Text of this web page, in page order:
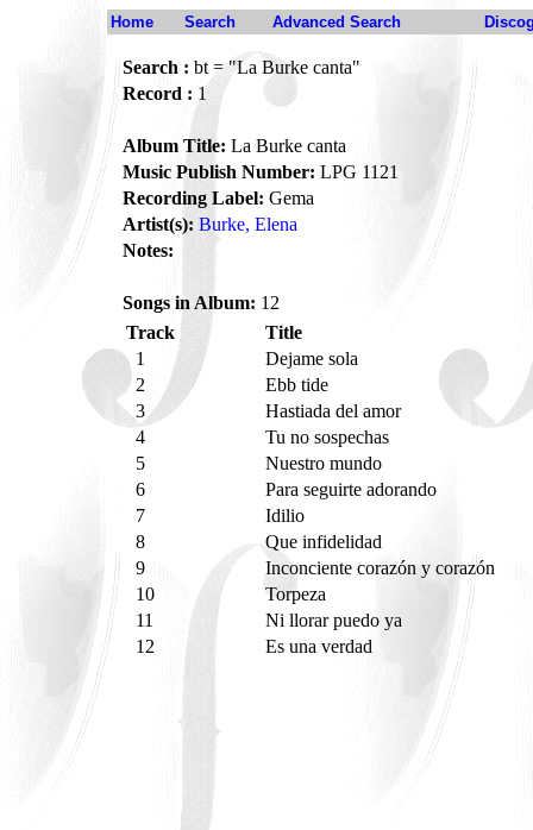
Home Search Advanced Search
Search : bt = "La Burke canta"
Record : 1
Album Title: La Burke canta
Music Publish Number: LPG 1121
Recording Label: Gema
Artist(s): Burke, Elena
Notes:
Songs in Album: 12
Track
Title
1
Dejame sola
2
Ebb tide
3
Hastiada del amor
4
Tu no sospechas
5
Nuestro mundo
6
Para seguirte adorando
7
Idilio
8
Que infidelidad
9
Inconciente corazón y corazón
10
Torpeza
11
Ni llorar puedo ya
12
Es una verdad